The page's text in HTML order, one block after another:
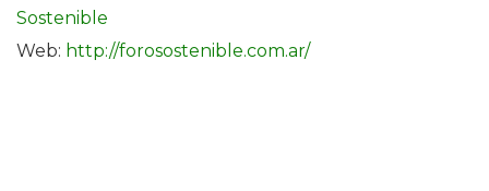
Sostenible
Web: http://forosostenible.com.ar/